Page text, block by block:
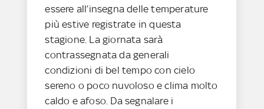
essere all’insegna delle temperature
più estive registrate in questa
stagione. La giornata sarà
contrassegnata da generali
condizioni di bel tempo con cielo
sereno o poco nuvoloso e clima molto
caldo e afoso. Da segnalare i